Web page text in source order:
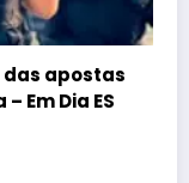
porquê
na fórmula